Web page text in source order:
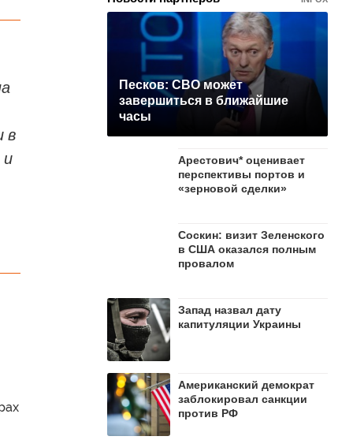
в
и
Песков: СВО может
завершиться в ближайшие
часы
Арестович* оценивает
перспективы портов и
«зерновой сделки»
Соскин: визит Зеленского
в США оказался полным
провалом
Запад назвал дату
капитуляции Украины
Американский демократ
заблокировал санкции
против РФ